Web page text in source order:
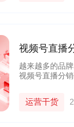
视频号直播
越来越多的品
视频号直播分
运营干货